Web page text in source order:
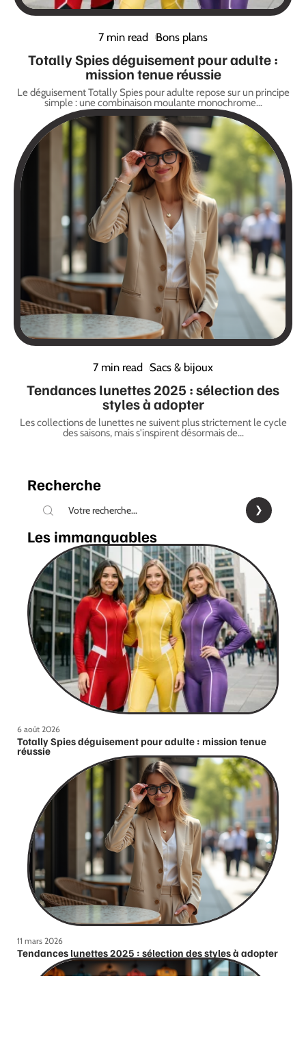
7 min read Bons plans
Totally Spies déguisement pour adulte :
mission tenue réussie
Le déguisement Totally Spies pour adulte repose sur un principe
simple : une combinaison moulante monochrome…
7 min read Sacs & bijoux
Tendances lunettes 2025 : sélection des
styles à adopter
Les collections de lunettes ne suivent plus strictement le cycle
des saisons, mais s'inspirent désormais de…
Recherche
Les immanquables
6 août 2026
Totally Spies déguisement pour adulte : mission tenue
réussie
11 mars 2026
Tendances lunettes 2025 : sélection des styles à adopter